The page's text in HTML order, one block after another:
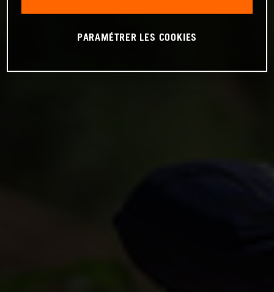
PARAMÉTRER LES COOKIES